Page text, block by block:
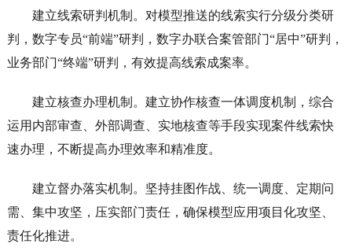
建立线索研判机制。对模型推送的线索实行分级分类研
判，数字专员“前端”研判，数字办联合案管部门“居中”研判，
业务部门“终端”研判，有效提高线索成案率。
建立核查办理机制。建立协作核查一体调度机制，综合
运用内部审查、外部调查、实地核查等手段实现案件线索快
速办理，不断提高办理效率和精准度。
建立督办落实机制。坚持挂图作战、统一调度、定期问
需、集中攻坚，压实部门责任，确保模型应用项目化攻坚、
责任化推进。